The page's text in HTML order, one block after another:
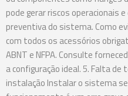
pode gerar riscos operacionais
preventiva do sistema. Como
com todos os acessórios
ABNT e NFPA. Consulte
a configuração ideal. 5. Falta
instalação Instalar o sistema